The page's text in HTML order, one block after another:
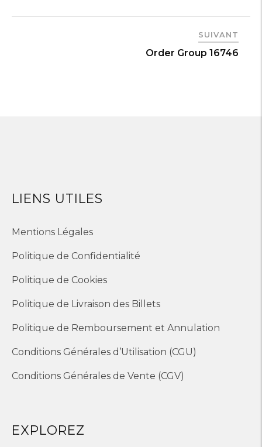
SUIVANT
Order Group 16746
LIENS UTILES
Mentions Légales
Politique de Confidentialité
Politique de Cookies
Politique de Livraison des Billets
Politique de Remboursement et Annulation
Conditions Générales d’Utilisation (CGU)
Conditions Générales de Vente (CGV)
EXPLOREZ